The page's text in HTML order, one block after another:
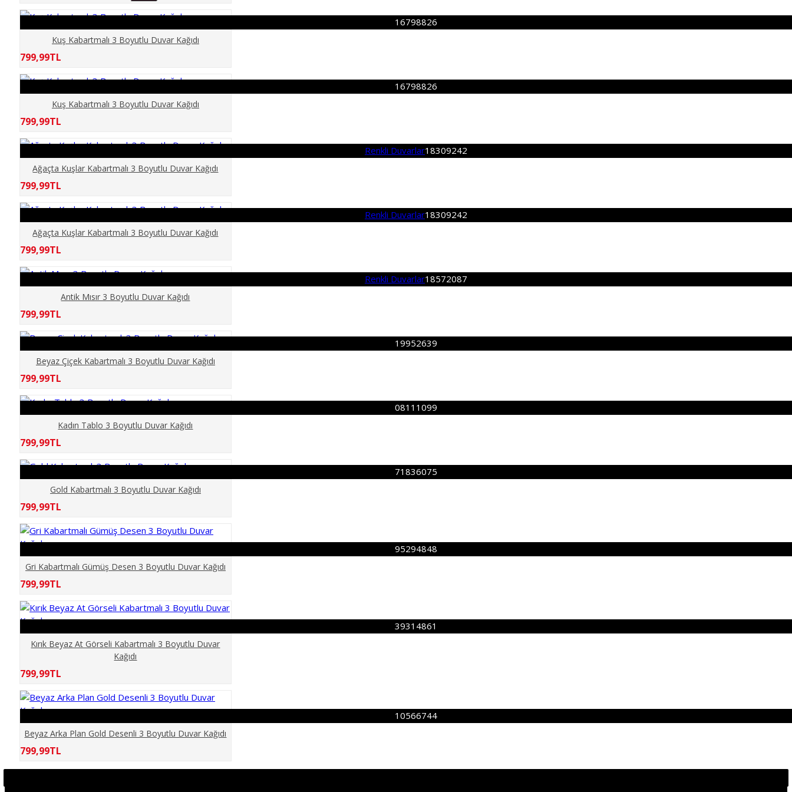
CAFE
ÇİÇEKLER
ÇOCUKLAR
DENİZ OKYANUS
DENİZLATI AKVARYUM
DERİNLİK
DİNİ
DOĞA
ELİT MODERN 5D
GÖKYÜZÜ
HARİTA OFİS
KABARTMA
KÖPRÜ
MERMER
ŞEHİR SİMGE LERİ
16798826
Kuş Kabartmalı 3 Boyutlu Duvar Kağıdı
799,99TL
16798826
Kuş Kabartmalı 3 Boyutlu Duvar Kağıdı
799,99TL
Renkli Duvarlar18309242
Ağaçta Kuşlar Kabartmalı 3 Boyutlu Duvar Kağıdı
799,99TL
Renkli Duvarlar18309242
Ağaçta Kuşlar Kabartmalı 3 Boyutlu Duvar Kağıdı
799,99TL
Renkli Duvarlar18572087
Antik Mısır 3 Boyutlu Duvar Kağıdı
799,99TL
19952639
Beyaz Çiçek Kabartmalı 3 Boyutlu Duvar Kağıdı
799,99TL
08111099
Kadın Tablo 3 Boyutlu Duvar Kağıdı
799,99TL
71836075
Gold Kabartmalı 3 Boyutlu Duvar Kağıdı
799,99TL
95294848
Gri Kabartmalı Gümüş Desen 3 Boyutlu Duvar Kağıdı
799,99TL
39314861
Kırık Beyaz At Görseli Kabartmalı 3 Boyutlu Duvar
Kağıdı
799,99TL
10566744
Beyaz Arka Plan Gold Desenli 3 Boyutlu Duvar Kağıdı
799,99TL